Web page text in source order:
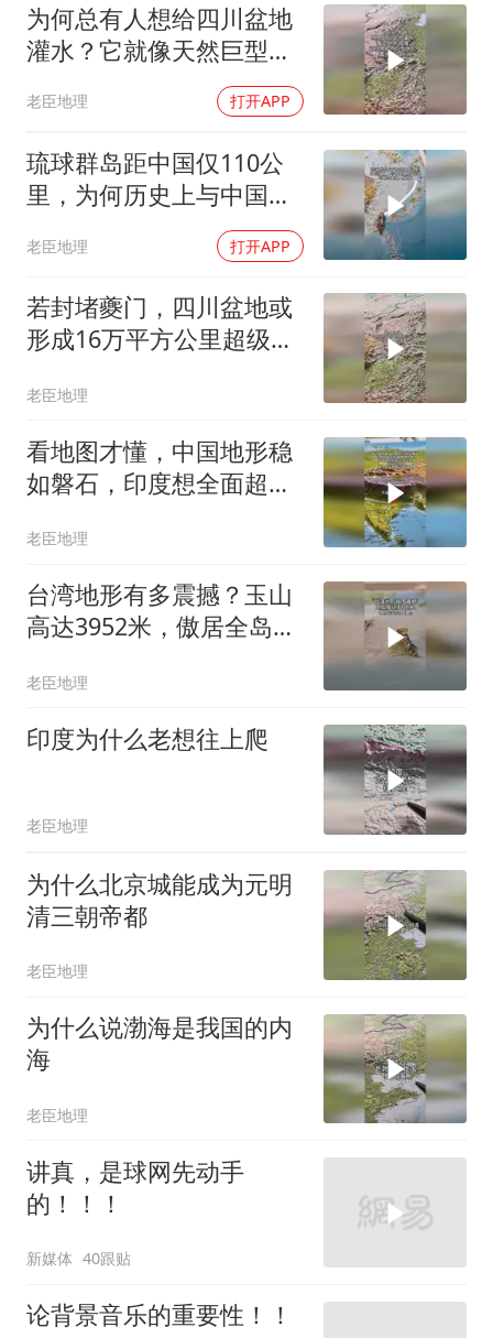
为何总有人想给四川盆地
灌水？它就像天然巨型水
老臣地理 打开APP
琉球群岛距中国仅110公
里，为何历史上与中国关
老臣地理 打开APP
若封堵夔门，四川盆地或
形成16万平方公里超级淡
老臣地理
看地图才懂，中国地形稳
如磐石，印度想全面超越
老臣地理
台湾地形有多震撼？玉山
高达3952米，傲居全岛之
老臣地理
印度为什么老想往上爬
老臣地理
为什么北京城能成为元明
清三朝帝都
老臣地理
为什么说渤海是我国的内
海
老臣地理
讲真，是球网先动手
的！！！
新媒体 40跟贴
论背景音乐的重要性！！